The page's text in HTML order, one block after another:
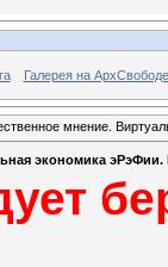
Галерея на АрхСвободе
мнение.
экономика эРэФии.